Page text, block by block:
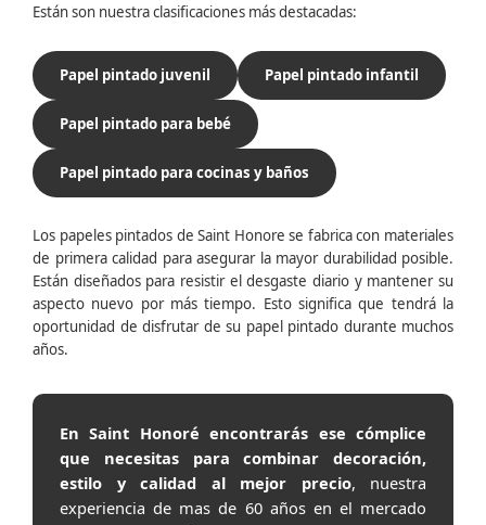
Están son nuestra clasificaciones más destacadas:
Papel pintado juvenil Papel pintado infantil
Papel pintado para bebé
Papel pintado para cocinas y baños
Los papeles pintados de Saint Honore se fabrica con materiales
de primera calidad para asegurar la mayor durabilidad posible.
Están diseñados para resistir el desgaste diario y mantener su
aspecto nuevo por más tiempo. Esto significa que tendrá la
oportunidad de disfrutar de su papel pintado durante muchos
años.
En Saint Honoré encontrarás ese cómplice
que necesitas para combinar decoración,
estilo y calidad al mejor precio, nuestra
experiencia de mas de 60 años en el mercado